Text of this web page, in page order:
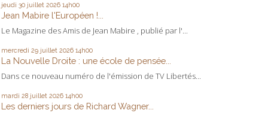
jeudi 30 juillet 2026 14h00
Jean Mabire l'Européen !...
Le Magazine des Amis de Jean Mabire , publié par l'...
mercredi 29 juillet 2026 14h00
La Nouvelle Droite : une école de pensée...
Dans ce nouveau numéro de l'émission de TV Libertés...
mardi 28 juillet 2026 14h00
Les derniers jours de Richard Wagner...